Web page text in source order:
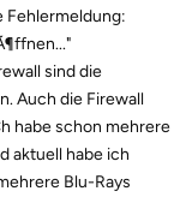
Fehlermeldung:
sind die
Auch die Firewall
habe schon mehrere
aktuell habe ich
Blu-Rays